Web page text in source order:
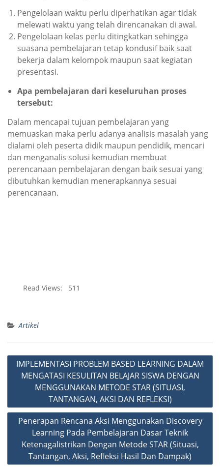
Pengelolaan waktu perlu diperhatikan agar tidak
melewati waktu yang telah direncanakan di awal.
Pengelolaan kelas perlu ditingkatkan sehingga
suasana pembelajaran tetap kondusif baik saat
bekerja dalam kelompok maupun saat kegiatan
presentasi.
Apa pembelajaran dari keseluruhan proses
tersebut:
Dalam mencapai tujuan pembelajaran yang
memuaskan maka perlu adanya analisis masalah yang
dialami oleh peserta didik maupun pendidik, mencari
dan menganalis solusi kemudian membuat
perencanaan pembelajaran dengan baik sesuai yang
dibutuhkan kemudian menerapkannya sesuai
perencanaan.
Read Views: 511
Artikel
Post
navigation
IMPLEMENTASI PROBLEM BASED LEARNING DALAM
MENGATASI KESULITAN BELAJAR SISWA DENGAN
MENGGUNAKAN METODE STAR (SITUASI,
TANTANGAN, AKSI DAN REFLEKSI)
Penerapan Rencana Aksi Menggunakan Discovery
Learning Pada Pembelajaran Dasar Teknik
Ketenagalistrikan Dengan Metode STAR (Situasi,
Tantangan, Aksi, Refleksi Hasil Dan Dampak)